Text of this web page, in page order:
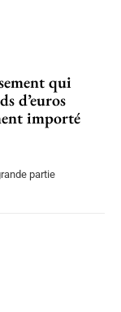
qui
d’euros
importé
partie